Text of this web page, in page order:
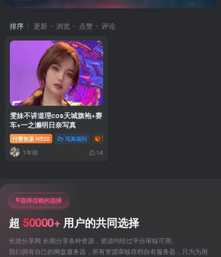
排序 更新 浏览 点赞 评论
雯妹不讲道理cos天城旗袍+赛
车+一之濑明日奈写真
付费资源 R币22 写真福利 写真视频专题
1年前 14
值得信赖的选择
超50000+ 用户的共同选择
长游分享网 长期分享各种资源，资源均经过平台审核可用。
我们拥有自己的网盘服务器，所有资源审核存档自有服务器，只为为用